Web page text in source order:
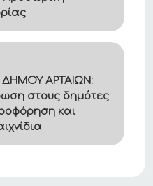
ΑΡΤΑΙΩΝ:
στους δημότες
και